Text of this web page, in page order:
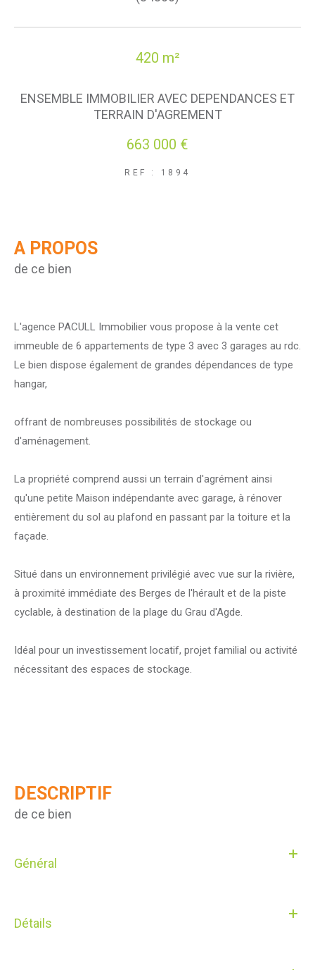
420 m²
ENSEMBLE IMMOBILIER AVEC DEPENDANCES ET
TERRAIN D'AGREMENT
663 000 €
REF : 1894
A PROPOS
de ce bien
L'agence PACULL Immobilier vous propose à la vente cet
immeuble de 6 appartements de type 3 avec 3 garages au rdc.
Le bien dispose également de grandes dépendances de type
hangar,
offrant de nombreuses possibilités de stockage ou
d'aménagement.
La propriété comprend aussi un terrain d'agrément ainsi
qu'une petite Maison indépendante avec garage, à rénover
entièrement du sol au plafond en passant par la toiture et la
façade.
Situé dans un environnement privilégié avec vue sur la rivière,
à proximité immédiate des Berges de l'hérault et de la piste
cyclable, à destination de la plage du Grau d'Agde.
Idéal pour un investissement locatif, projet familial ou activité
nécessitant des espaces de stockage.
DESCRIPTIF
de ce bien
Général
Détails